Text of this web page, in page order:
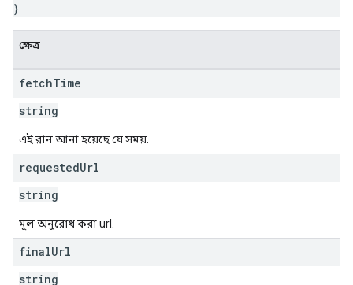
}
ক্ষেত্র
fetchTime
string
এই রান আনা হয়েছে যে সময়.
requestedUrl
string
মূল অনুরোধ করা url.
finalUrl
string